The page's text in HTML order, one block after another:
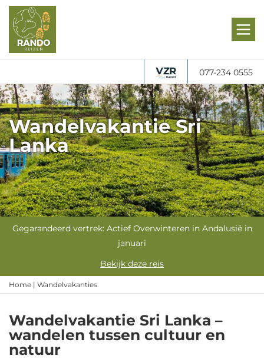
077-234 0555
Wandelvakantie Sri
Lanka
Gegarandeerd vertrek: Actief Overwinteren in Andalusië in
januari
Bekijk deze reis
Home | Wandelvakanties
Wandelvakantie Sri Lanka –
wandelen tussen cultuur en
natuur